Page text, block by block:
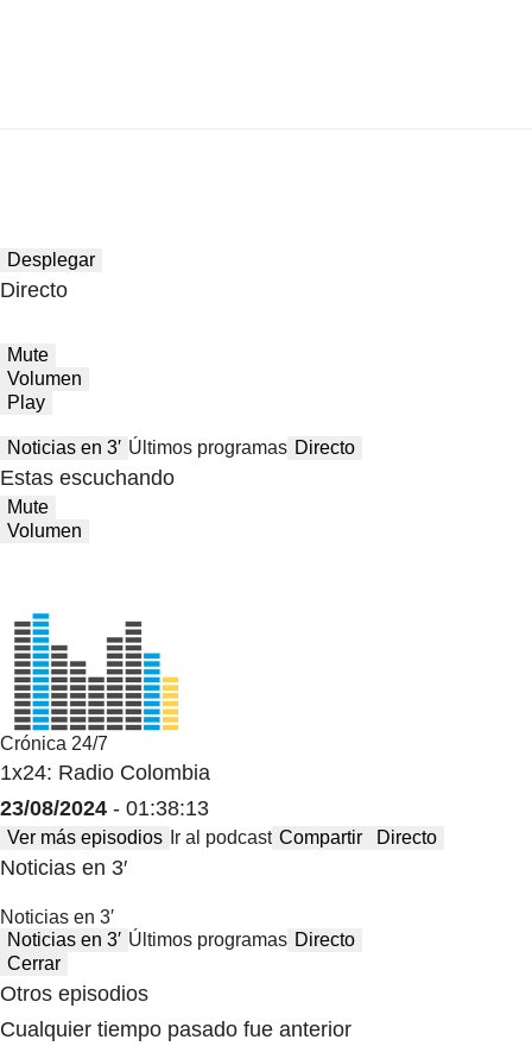
Desplegar
Directo
Mute
Volumen
Play
Noticias en 3′ Últimos programas Directo
Estas escuchando
Mute
Volumen
Crónica 24/7
1x24: Radio Colombia
23/08/2024 - 01:38:13
Ver más episodios Ir al podcast Compartir Directo
Noticias en 3′
Noticias en 3′
Noticias en 3′ Últimos programas Directo
Cerrar
Otros episodios
Cualquier tiempo pasado fue anterior